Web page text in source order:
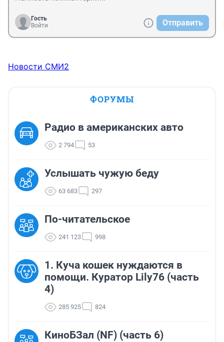
Гость
Войти
Отправить
Новости СМИ2
ФОРУМЫ
Радио в американских авто
2 794 53
Услышать чужую беду
63 683 297
По-читательское
241 123 998
1. Куча кошек нуждаются в
помощи. Куратор Lily76 (часть
4)
285 925 824
КиноБЗал (NF) (часть 6)